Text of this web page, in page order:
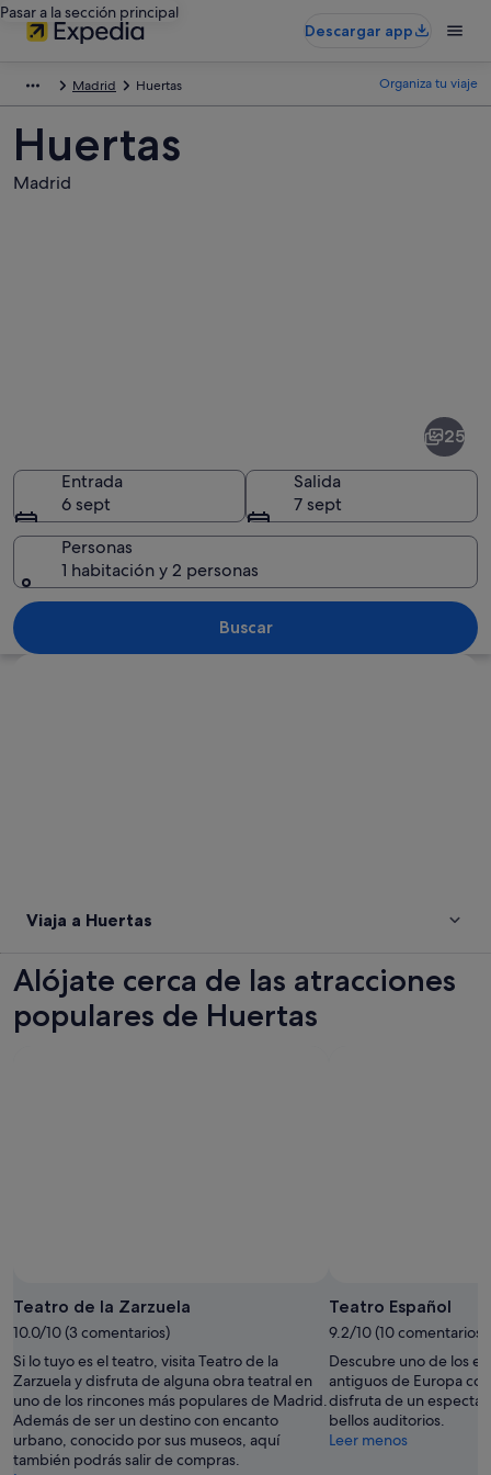
Pasar a la sección principal
Descargar app
Madrid Huertas Organiza tu viaje
Huertas
Madrid
Una mujer pasea a un perro
25
Entrada
6 sept
Salida
7 sept
Personas
1 habitación y 2 personas
Buscar
Viaja a Huertas
Alójate cerca de las atracciones
populares de Huertas
gratuita
de
‎Pedro
Manuel
Oliver
Fernández
Teatro de la Zarzuela
10.0/10 (3 comentarios)
Si lo tuyo es el teatro, visita Teatro de la
Zarzuela y disfruta de alguna obra teatral en
uno de los rincones más populares de Madrid.
Además de ser un destino con encanto
urbano, conocido por sus museos, aquí
también podrás salir de compras.
Teatro Español
9.2/10 (10 comentarios)
Descubre uno de los
antiguos de Europa
disfruta de un
bellos auditorios.
Leer menos